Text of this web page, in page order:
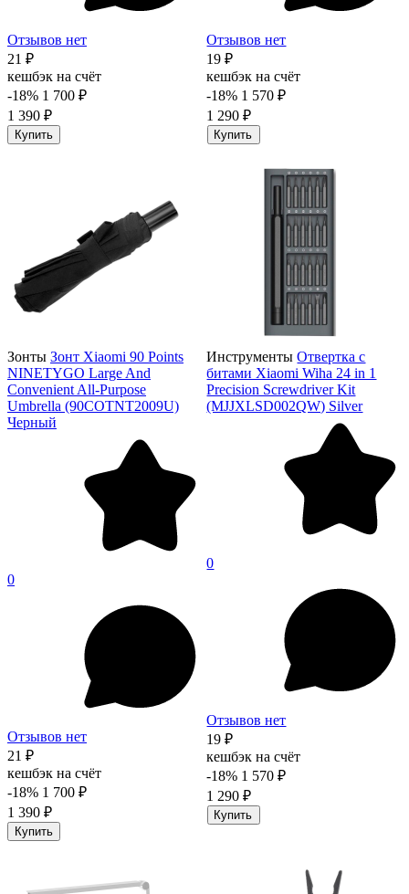
Отзывов нет
21 ₽
кешбэк на счёт
-18% 1 700 ₽
1 390 ₽
Купить
Отзывов нет
19 ₽
кешбэк на счёт
-18% 1 570 ₽
1 290 ₽
Купить
Зонты Зонт Xiaomi 90 Points
NINETYGO Large And
Convenient All-Purpose
Umbrella (90COTNT2009U)
Черный
0
Отзывов нет
21 ₽
кешбэк на счёт
-18% 1 700 ₽
1 390 ₽
Купить
Инструменты Отвертка с
битами Xiaomi Wiha 24 in 1
Precision Screwdriver Kit
(MJJXLSD002QW) Silver
0
Отзывов нет
19 ₽
кешбэк на счёт
-18% 1 570 ₽
1 290 ₽
Купить